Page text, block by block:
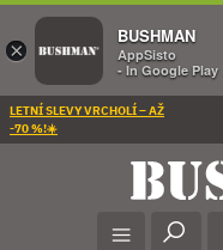
LETNÍ SLEVY VRCHOLÍ – AŽ
-70 %!☀️
×
BUSHMAN
AppSisto
- In Google Play